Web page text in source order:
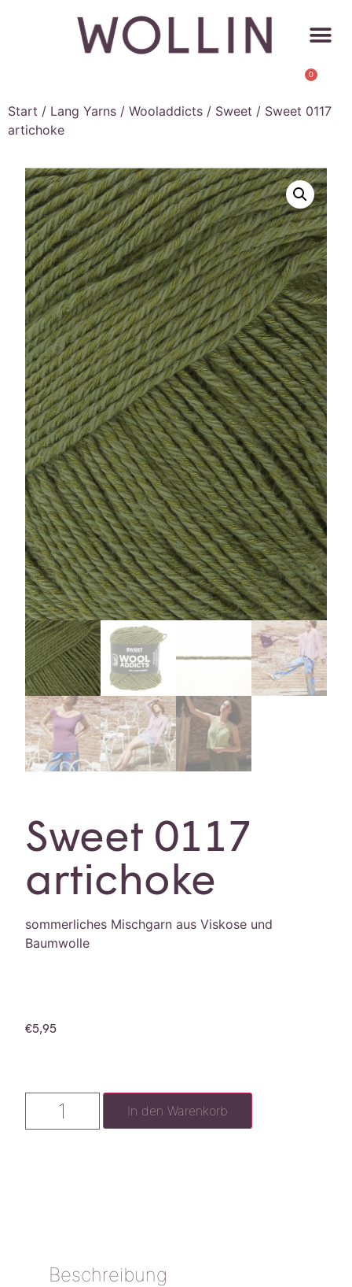
0
Start / Lang Yarns / Wooladdicts / Sweet / Sweet 0117
artichoke
Sweet 0117
artichoke
sommerliches Mischgarn aus Viskose und
Baumwolle
€5,95
In den Warenkorb
Beschreibung